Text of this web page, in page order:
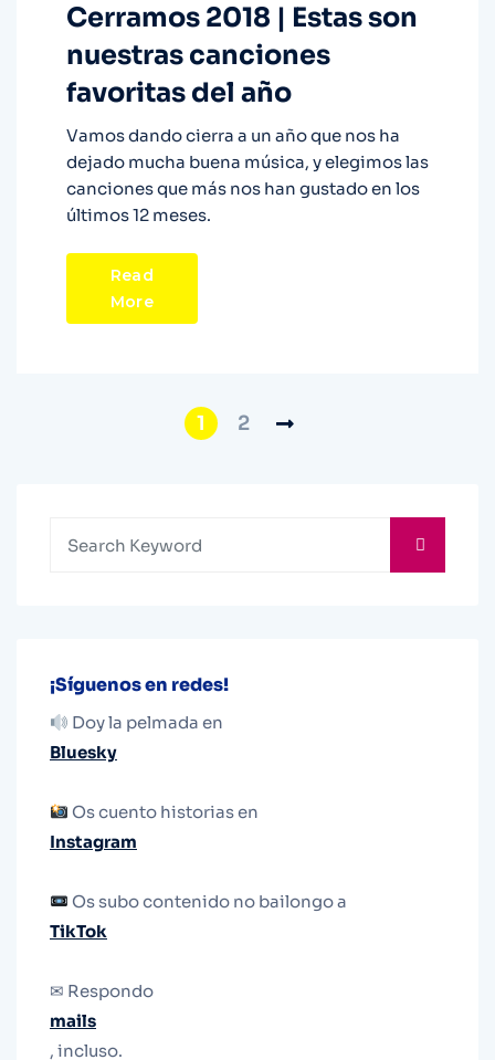
Cerramos 2018 | Estas son
nuestras canciones
favoritas del año
Vamos dando cierra a un año que nos ha
dejado mucha buena música, y elegimos las
canciones que más nos han gustado en los
últimos 12 meses.
Read
More
1 2
¡Síguenos en redes!
Doy la pelmada en
Bluesky
Os cuento historias en
Instagram
Os subo contenido no bailongo a
TikTok
✉ Respondo
mails
, incluso.